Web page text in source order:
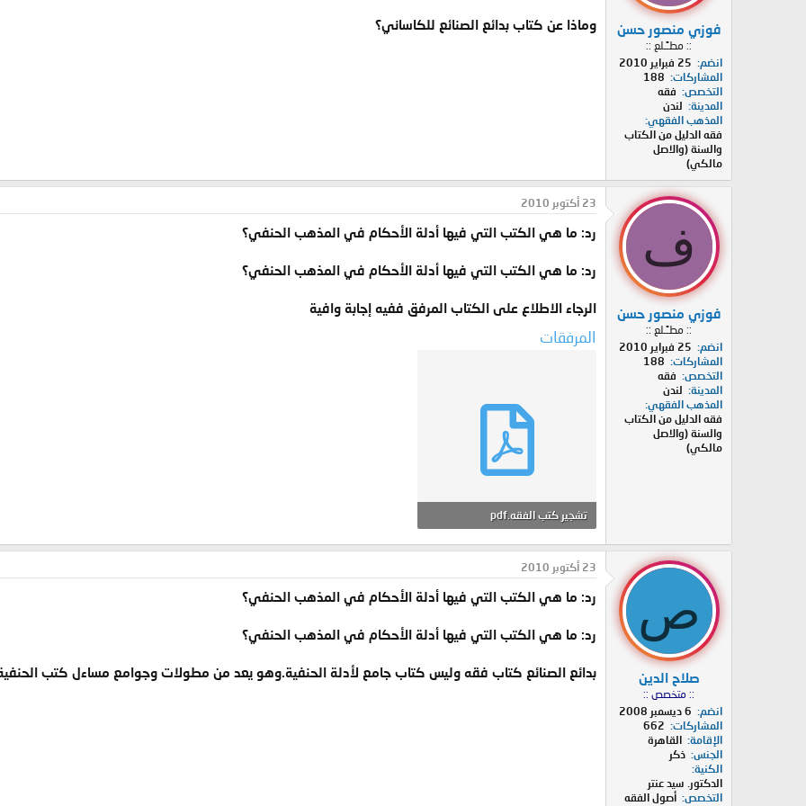
فوزي منصور حسن
:: مطـًـلع ::
انضم
25 فبراير 2010
المشاركات
188
التخصص
فقه
المدينة
لندن
المذهب الفقهي
فقه الدليل من الكتاب
والسنة (والاصل
مالكي)
وماذا عن كتاب بدائع الصنائع للكاساني؟
ف
فوزي منصور حسن
:: مطـًـلع ::
انضم
25 فبراير 2010
المشاركات
188
التخصص
فقه
المدينة
لندن
المذهب الفقهي
فقه الدليل من الكتاب
والسنة (والاصل
مالكي)
23 أكتوبر 2010
رد: ما هي الكتب التي فيها أدلة الأحكام في المذهب الحنفي؟
رد: ما هي الكتب التي فيها أدلة الأحكام في المذهب الحنفي؟
الرجاء الاطلاع على الكتاب المرفق ففيه إجابة وافية
المرفقات
تشجير كتب الفقه.pdf
1.5 MB · المشاهدات: 31
ص
صلاح الدين
:: متخصص ::
انضم
6 ديسمبر 2008
المشاركات
662
الإقامة القاهرة
الجنس ذكر
الكنية
الدكتور. سيد عنتر
التخصص أصول الفقه
23 أكتوبر 2010
رد: ما هي الكتب التي فيها أدلة الأحكام في المذهب الحنفي؟
رد: ما هي الكتب التي فيها أدلة الأحكام في المذهب الحنفي؟
بدائع الصنائع كتاب فقه وليس كتاب جامع لأدلة الحنفية.وهو يعد من مطولات وجوامع مساءل كتب